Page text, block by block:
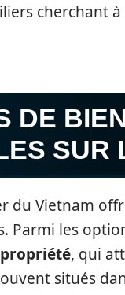
cherchant
DE
SUR
du Vietnam
Parmi les
, qui
situés